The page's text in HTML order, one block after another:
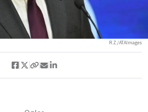
R.Z./ATAImages